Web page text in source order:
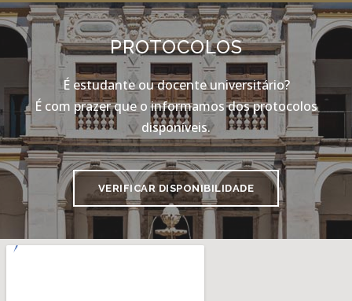
PROTOCOLOS
É estudante ou docente universitário?
É com prazer que o informamos dos protocolos
disponíveis.
VERIFICAR DISPONIBILIDADE